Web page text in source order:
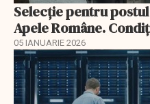
Selecţie pentru
Apele Române.
05 IANUARIE 2026